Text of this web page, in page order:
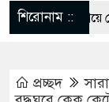
শিরোনাম ::
নেভাতে গিয়ে
ঘরত আরামে ঘুম
প্রচ্ছদ